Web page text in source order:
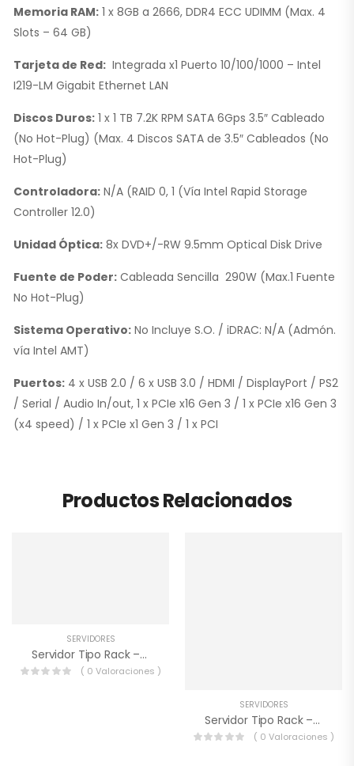
Memoria RAM: 1 x 8GB a 2666, DDR4 ECC UDIMM (Max. 4
Slots – 64 GB)
Tarjeta de Red: Integrada x1 Puerto 10/100/1000 – Intel
I219-LM Gigabit Ethernet LAN
Discos Duros: 1 x 1 TB 7.2K RPM SATA 6Gps 3.5″ Cableado
(No Hot-Plug) (Max. 4 Discos SATA de 3.5″ Cableados (No
Hot-Plug)
Controladora: N/A (RAID 0, 1 (Vía Intel Rapid Storage
Controller 12.0)
Unidad Óptica: 8x DVD+/-RW 9.5mm Optical Disk Drive
Fuente de Poder: Cableada Sencilla 290W (Max.1 Fuente
No Hot-Plug)
Sistema Operativo: No Incluye S.O. / iDRAC: N/A (Admón.
vía Intel AMT)
Puertos: 4 x USB 2.0 / 6 x USB 3.0 / HDMI / DisplayPort / PS2
/ Serial / Audio In/out, 1 x PCIe x16 Gen 3 / 1 x PCIe x16 Gen 3
(x4 speed) / 1 x PCIe x1 Gen 3 / 1 x PCI
Productos Relacionados
SERVIDORES
Servidor Tipo Rack – Dell PowerEdge R240 / GJF9D
( 0 Valoraciones )
SERVIDORES
Servidor Tipo Rack – Dell PowerEdge R740 / R7401S10161G3ANv1
( 0 Valoraciones )